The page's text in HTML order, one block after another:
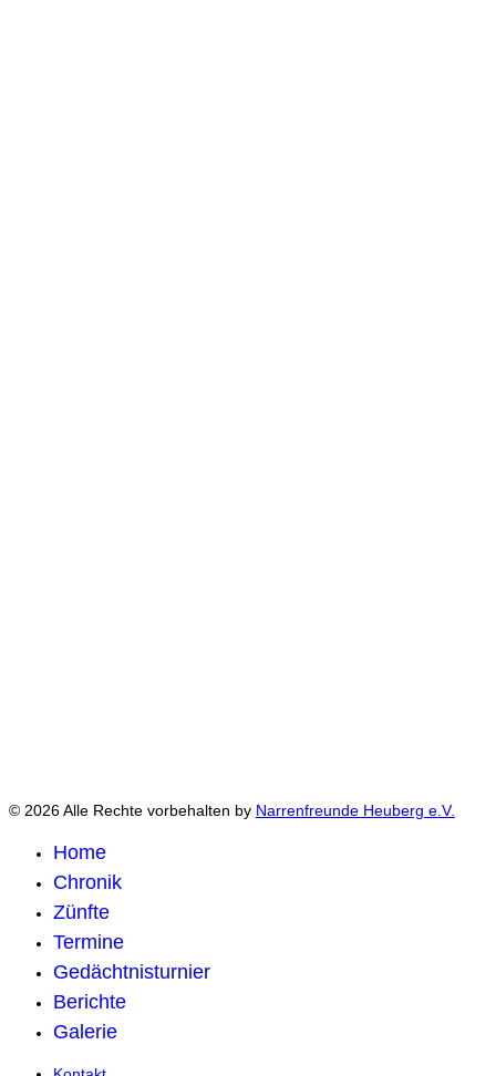
© 2026 Alle Rechte vorbehalten by Narrenfreunde Heuberg e.V.
Home
Chronik
Zünfte
Termine
Gedächtnisturnier
Berichte
Galerie